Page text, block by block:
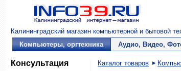
Калининградский магазин компьютерной и бытовой
Компьютеры, оргтехника
Аудио, Видео,
Консультация Каталог товаров